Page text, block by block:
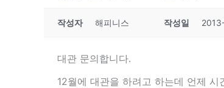
작성자 해피니스 작성일
대관 문의합니다.
12월에 대관을 하려고 하는데 언제 시